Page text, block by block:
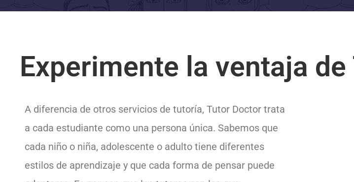
Experimente la ventaja
A diferencia de otros servicios de tutoría, Tutor Doctor trata
a cada estudiante como una persona única. Sabemos que
cada niño o niña, adolescente o adulto tiene diferentes
estilos de aprendizaje y que cada forma de pensar puede